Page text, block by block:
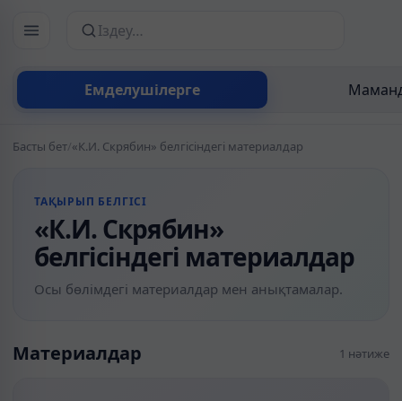
Емделушілерге
Сайттан іздеу
Басты бет/«К.И. Скрябин» белгісіндегі материалдар
ТАҚЫРЫП БЕЛГІСІ
«К.И. Скрябин»
белгісіндегі материалдар
Осы бөлімдегі материалдар мен анықтамалар.
Материалдар 1 нәтиже